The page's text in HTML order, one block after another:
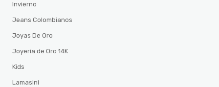
Invierno
Jeans Colombianos
Joyas De Oro
Joyeria de Oro 14K
Kids
Lamasini